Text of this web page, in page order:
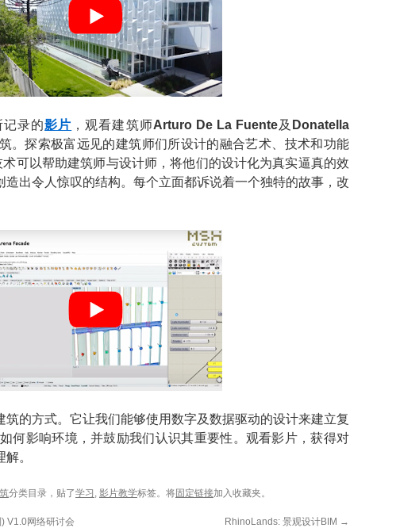
记录的影片 ，观看建筑师Arturo De La Fuente及 Donatella
。探索极富远见的建筑师们所设计的融合艺术、技术和功能
可以帮助建筑师与设计师，将他们的设计化为真实逼真的效
造出令人惊叹的结构。每个立面都诉说着一个独特的故事，改
的方式。它让我们能够使用数字及数据驱动的设计来建立复
何影响环境，并鼓励我们认识其重要性。观看影片，获得对
。
分类目录，贴了学习 , 影片教学标签。将固定链接加入收藏夹。
V1.0网络研讨会 RhinoLands: 景观设计BIM →